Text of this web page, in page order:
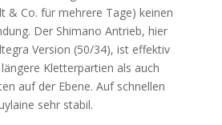
& Co. für mehrere Tage) keinen
Der Shimano Antrieb, hier
Version (50/34), ist effektiv
Kletterpartien als auch
auf der Ebene. Auf schnellen
sehr stabil.